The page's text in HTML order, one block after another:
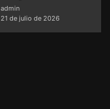
admin
21 de julio de 2026